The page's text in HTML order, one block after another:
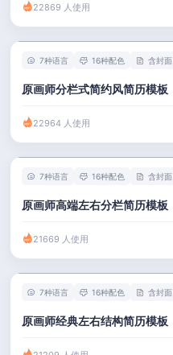
22869 人使用
7种语言 16种配色 含封面
原画师分栏式简约风简历模板
22964 人使用
7种语言 16种配色 含封面
原画师高端左右分栏简历模板
21669 人使用
7种语言 16种配色 含封面
原画师经典左右结构简历模板